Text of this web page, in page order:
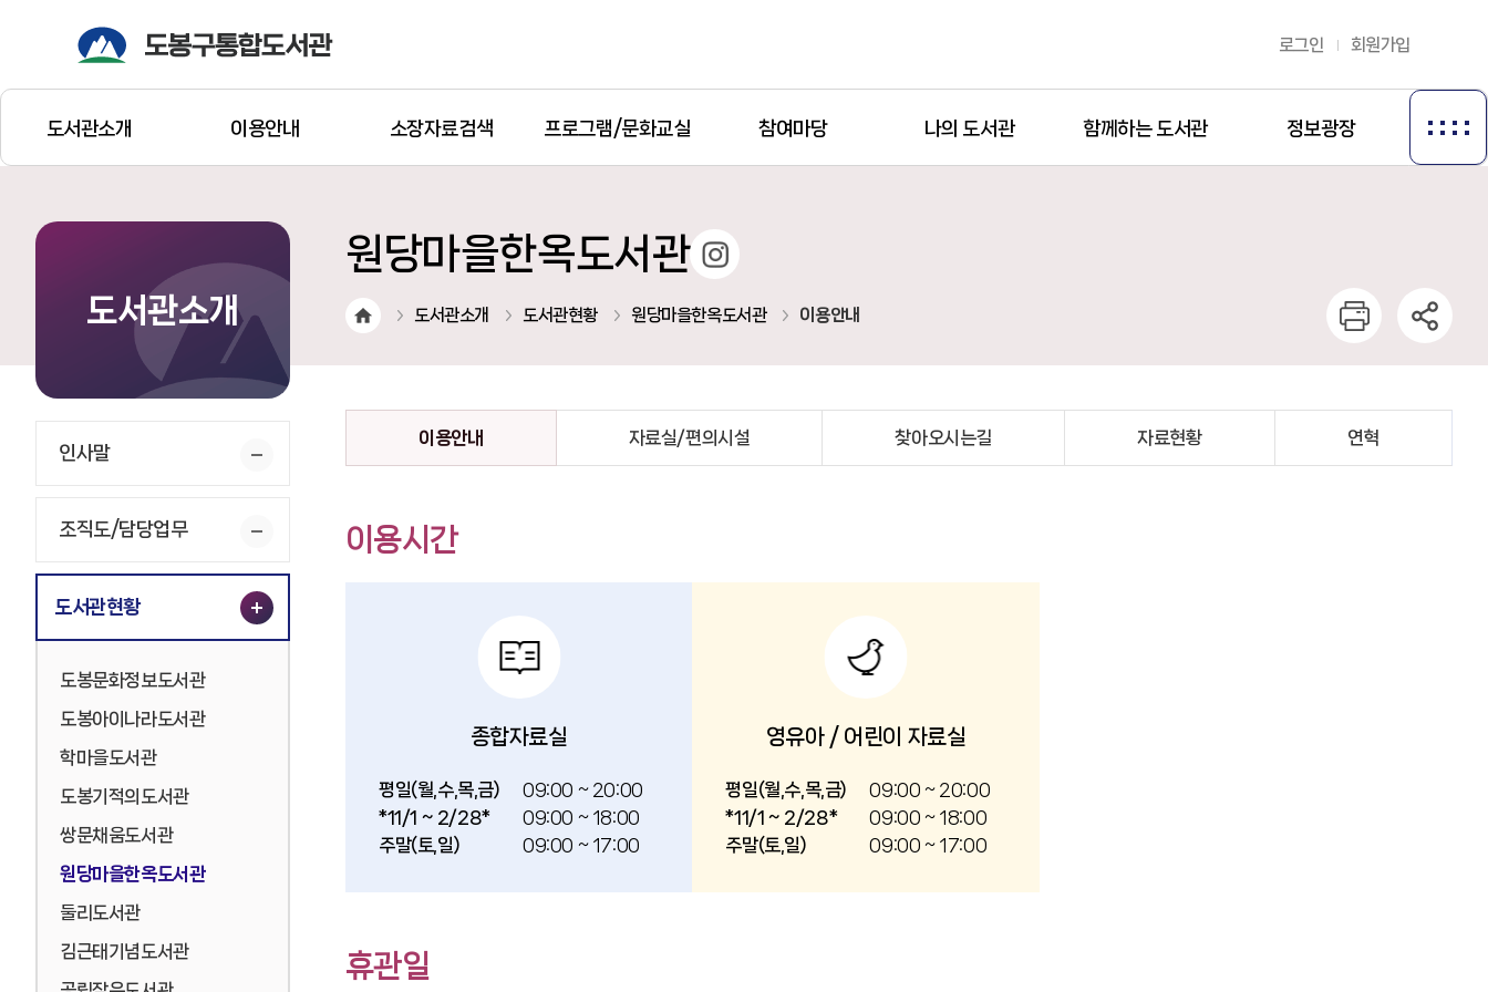
로그인 회원가입
도서관소개 이용안내 소장자료검색 프로그램/문화교실 참여마당 나의 도서관 함께하는 도서관 정보광장
도서관소개
인사말
조직도/담당업무
도서관현황
도봉문화정보도서관
도봉아이나라도서관
학마을도서관
도봉기적의도서관
쌍문채움도서관
원당마을한옥도서관
둘리도서관
김근태기념도서관
원당마을한옥도서관인스타
도서관소개 도서관현황 원당마을한옥도서관 이용안내
이용안내 자료실/편의시설 찾아오시는길 자료현황 연혁
이용시간
종합자료실
평일(월,수,목,금)
09:00 ~ 20:00
*11/1 ~ 2/28*
09:00 ~ 18:00
주말(토,일)
09:00 ~ 17:00
영유아 / 어린이 자료실
평일(월,수,목,금)
09:00 ~ 20:00
*11/1 ~ 2/28*
09:00 ~ 18:00
주말(토,일)
09:00 ~ 17:00
휴관일